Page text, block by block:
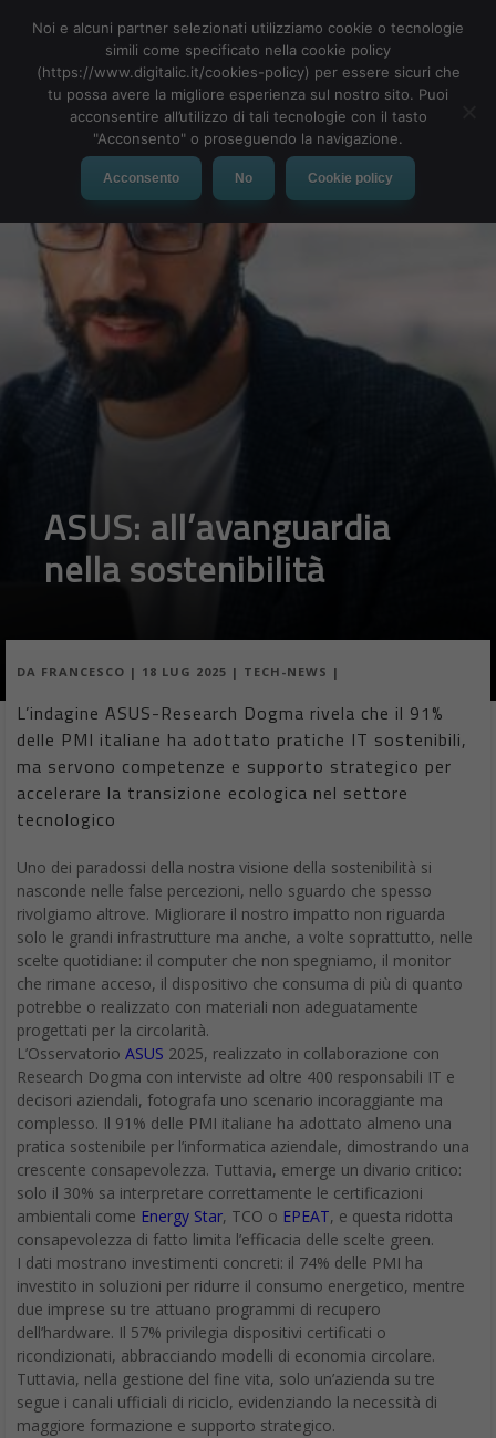
MENU
ASUS: all’avanguardia
nella sostenibilità
DA FRANCESCO | 18 LUG 2025 | TECH-NEWS |
L’indagine ASUS-Research Dogma rivela che il 91%
delle PMI italiane ha adottato pratiche IT sostenibili,
ma servono competenze e supporto strategico per
accelerare la transizione ecologica nel settore
tecnologico
Uno dei paradossi della nostra visione della sostenibilità si
nasconde nelle false percezioni, nello sguardo che spesso
rivolgiamo altrove. Migliorare il nostro impatto non riguarda
solo le grandi infrastrutture ma anche, a volte soprattutto, nelle
scelte quotidiane: il computer che non spegniamo, il monitor
che rimane acceso, il dispositivo che consuma di più di quanto
potrebbe o realizzato con materiali non adeguatamente
progettati per la circolarità.
L’Osservatorio ASUS 2025, realizzato in collaborazione con
Research Dogma con interviste ad oltre 400 responsabili IT e
decisori aziendali, fotografa uno scenario incoraggiante ma
complesso. Il 91% delle PMI italiane ha adottato almeno una
pratica sostenibile per l’informatica aziendale, dimostrando una
crescente consapevolezza. Tuttavia, emerge un divario critico:
solo il 30% sa interpretare correttamente le certificazioni
ambientali come Energy Star, TCO o EPEAT, e questa ridotta
consapevolezza di fatto limita l’efficacia delle scelte green.
I dati mostrano investimenti concreti: il 74% delle PMI ha
investito in soluzioni per ridurre il consumo energetico, mentre
due imprese su tre attuano programmi di recupero
dell’hardware. Il 57% privilegia dispositivi certificati o
ricondizionati, abbracciando modelli di economia circolare.
Tuttavia, nella gestione del fine vita, solo un’azienda su tre
segue i canali ufficiali di riciclo, evidenziando la necessità di
maggiore formazione e supporto strategico.
Noi e alcuni partner selezionati utilizziamo cookie o tecnologie
simili come specificato nella cookie policy
(https://www.digitalic.it/cookies-policy) per essere sicuri che
tu possa avere la migliore esperienza sul nostro sito. Puoi
acconsentire all’utilizzo di tali tecnologie con il tasto
"Acconsento" o proseguendo la navigazione.
Acconsento No Cookie policy